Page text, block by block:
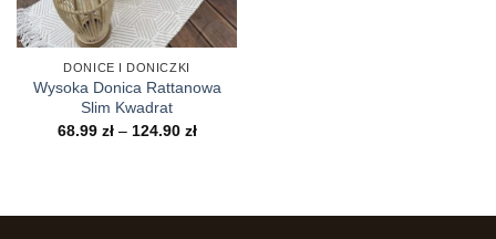
DONICE I DONICZKI
Wysoka Donica Rattanowa
Slim Kwadrat
68.99 zł – 124.90 złZakres